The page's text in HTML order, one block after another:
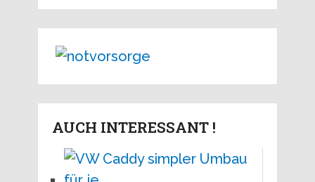
AUCH INTERESSANT !